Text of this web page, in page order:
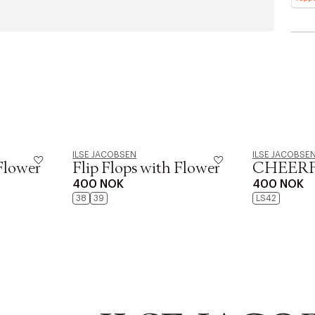
ILSE JACOBSEN
Flip Flops with Flower
400 NOK
38 39
ILSE JACOBSEN
400 NOK
LS42